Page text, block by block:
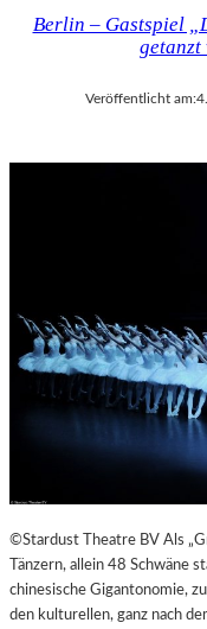
Berlin – Gastspiel
getanzt
Veröffentlicht am:
©Stardust Theatre BV Als
Tänzern, allein 48 Schwäne
chinesische Gigantonomie,
den kulturellen, ganz nach